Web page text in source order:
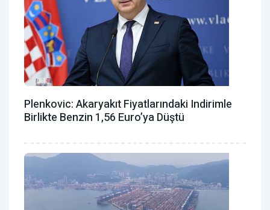
Plenkovic: Akaryakıt Fiyatlarındaki Indirimle
Birlikte Benzin 1,56 Euro’ya Düştü